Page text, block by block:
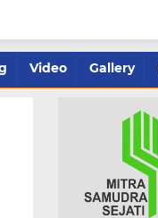
Video Gallery